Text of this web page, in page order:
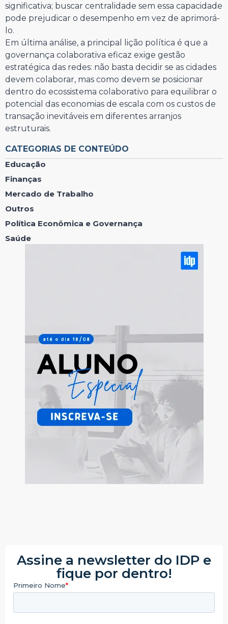
significativa; buscar centralidade sem essa capacidade
pode prejudicar o desempenho em vez de aprimorá-
lo.
Em última análise, a principal lição política é que a
governança colaborativa eficaz exige gestão
estratégica das redes: não basta decidir se as cidades
devem colaborar, mas como devem se posicionar
dentro do ecossistema colaborativo para equilibrar o
potencial das economias de escala com os custos de
transação inevitáveis em diferentes arranjos
estruturais.
CATEGORIAS DE CONTEÚDO
Educação
Finanças
Mercado de Trabalho
Outros
Política Econômica e Governança
Saúde
Assine a newsletter do IDP e
fique por dentro!